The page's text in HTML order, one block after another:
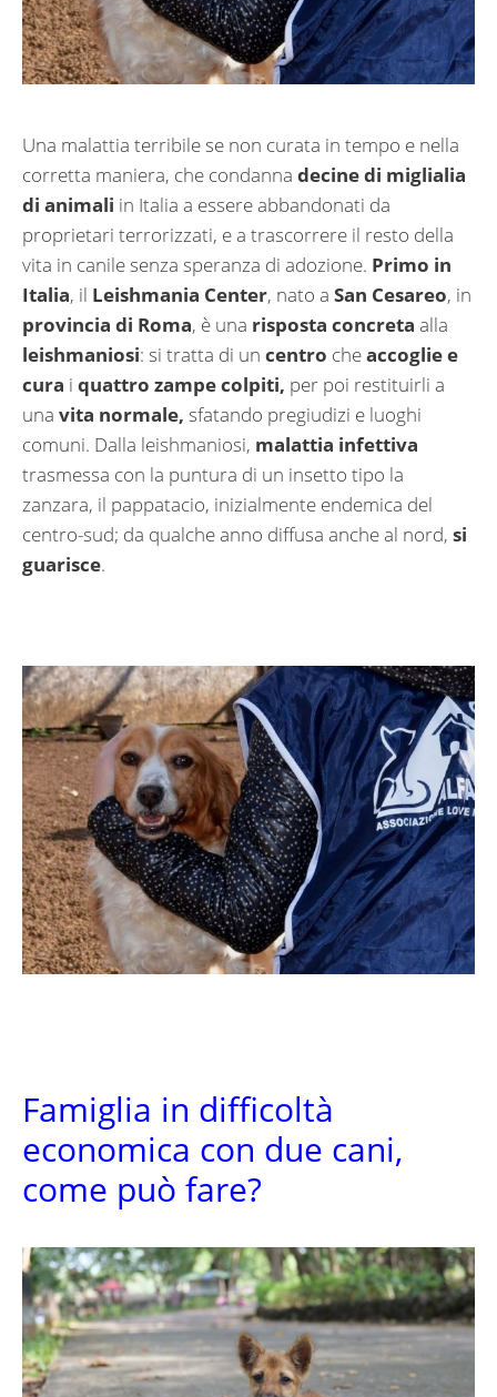
Una malattia terribile se non curata in tempo e nella
corretta maniera, che condanna decine di miglialia
di animali in Italia a essere abbandonati da
proprietari terrorizzati, e a trascorrere il resto della
vita in canile senza speranza di adozione. Primo in
Italia, il Leishmania Center, nato a San Cesareo, in
provincia di Roma, è una risposta concreta alla
leishmaniosi: si tratta di un centro cheaccoglie e
cura i quattro zampe colpiti, per poi restituirli a
una vita normale, sfatando pregiudizi e luoghi
comuni. Dalla leishmaniosi, malattia infettiva
trasmessa con la puntura di un insetto tipo la
zanzara, il pappatacio, inizialmente endemica del
centro-sud; da qualche anno diffusa anche al nord, si
guarisce.
Famiglia in difficoltà
economica con due cani,
come può fare?